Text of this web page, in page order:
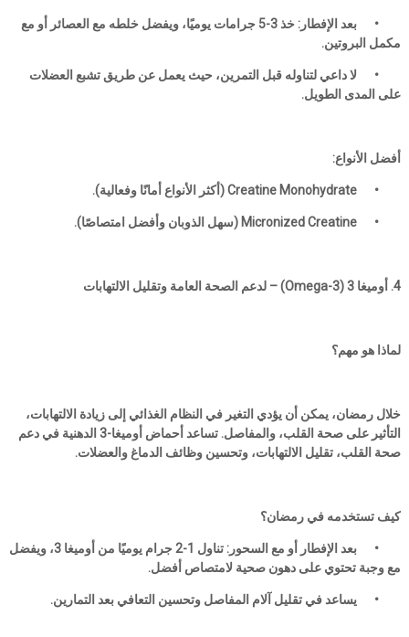
•
بعد الإفطار: خذ 3-5 جرامات يوميًا، ويفضل خلطه مع العصائر أو مع
مكمل البروتين.
•
لا داعي لتناوله قبل التمرين، حيث يعمل عن طريق تشبع العضلات
على المدى الطويل.
أفضل الأنواع:
• Creatine Monohydrate (أكثر الأنواع أمانًا وفعالية).
• Micronized Creatine (سهل الذوبان وأفضل امتصاصًا).
4. أوميغا 3 (Omega-3) – لدعم الصحة العامة وتقليل الالتهابات
لماذا هو مهم؟
خلال رمضان، يمكن أن يؤدي التغير في النظام الغذائي إلى زيادة الالتهابات،
التأثير على صحة القلب، والمفاصل. تساعد أحماض أوميغا-3 الدهنية في دعم
صحة القلب، تقليل الالتهابات، وتحسين وظائف الدماغ والعضلات.
كيف تستخدمه في رمضان؟
•
بعد الإفطار أو مع السحور: تناول 1-2 جرام يوميًا من أوميغا 3، ويفضل
مع وجبة تحتوي على دهون صحية لامتصاص أفضل.
• يساعد في تقليل آلام المفاصل وتحسين التعافي بعد التمارين.